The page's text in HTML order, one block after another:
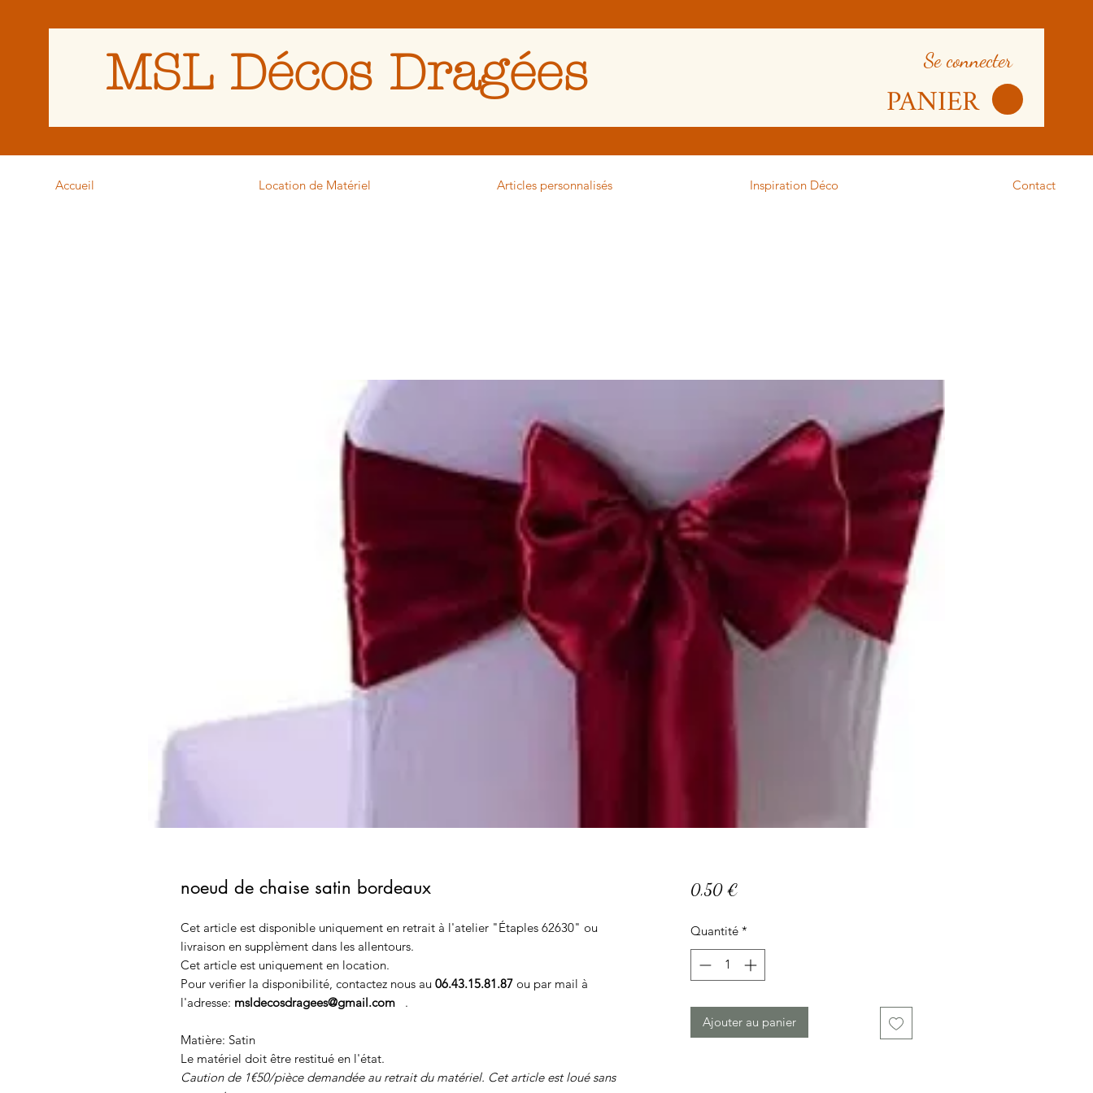
MSL Décos Dragées Se connecter
PANIER
Accueil Location de Matériel Articles personnalisés Inspiration Déco Contact
noeud de chaise satin bordeaux
Cet article est disponible uniquement en retrait à l'atelier "Étaples 62630" ou
livraison en supplèment dans les allentours.
Cet article est uniquement en location.
Pour verifier la disponibilité, contactez nous au 06.43.15.81.87 ou par mail à
l'adresse: msldecosdragees@gmail.com .
Matière: Satin
Le matériel doit être restitué en l'état.
Caution de 1€50/pièce demandée au retrait du matériel. Cet article est loué sans
0,50 €Prix
Quantité *
Ajouter au panier